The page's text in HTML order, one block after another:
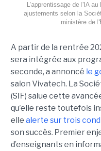
L'apprentissage de l'IA
ajustements selon la
ministère de
A partir de la rentrée
sera intégrée aux
seconde, a annoncé le
salon Vivatech. La
(SIF) salue cette
qu’elle reste toutefois
elle alerte sur trois
son succès. Premier
d’enseignants en